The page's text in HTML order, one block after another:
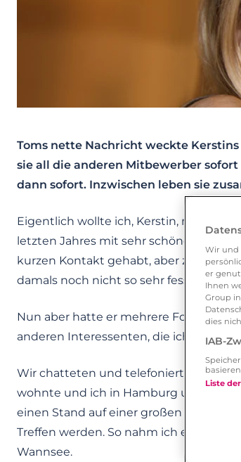
Toms nette Nachricht weckte
sie all die anderen Mitbewerber
dann sofort. Inzwischen leben sie
Eigentlich wollte ich, Kerstin, mich
letzten Jahres mit sehr schönen
kurzen Kontakt gehabt, aber zu
damals noch nicht so sehr fesselte.
Nun aber hatte er mehrere Fotos in
anderen Interessenten, die ich zum
Wir chatteten und telefonierten.
wohnte und ich in Hamburg und wir
einen Stand auf einer großen
Treffen werden. So nahm ich extra
Wannsee.
Wir und
er
Ihnen
Group
dies
IAB-
Liste